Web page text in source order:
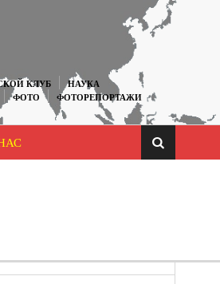
КЛУБ
НАУКА
ФОТО
ФОТОРЕПОРТАЖИ